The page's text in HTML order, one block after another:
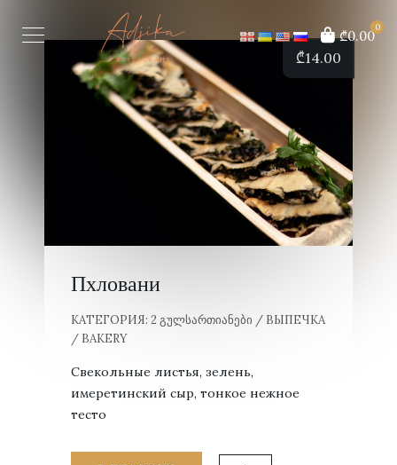
0
₾0.00
₾14.00
Пхловани
КАТЕГОРИЯ: 2 ᲒᲣᲚᲡᲐᲠᲗᲘᲐᲜᲔᲑᲘ / ВЫПЕЧКА
/ BAKERY
Свекольные листья, зелень,
имеретинский сыр, тонкое нежное
тесто
Количество